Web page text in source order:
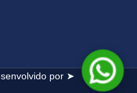
por ➤